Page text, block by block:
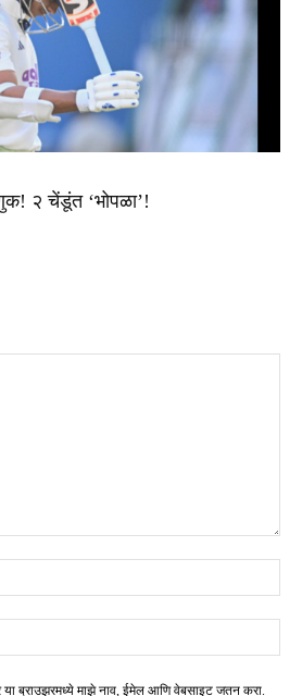
२ चेंडूंत ‘भोपळा’!
या ब्राउझरमध्ये माझे नाव, ईमेल आणि वेबसाइट जतन करा.